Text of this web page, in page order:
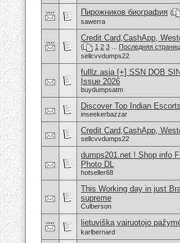
Пирожников биография (
sawerra
Credit Card,CashApp,
( 1 2 3 Последняя
sellcvvdumps22
fulllz.asia [+] SSN DOB
Issue 2026
buydumpsatm
Discover Top Indian
inseekerbazzar
Credit Card,CashApp,
sellcvvdumps22
dumps201.net ! Shop info
Photo DL
hotseller68
This Working day in just
supreme
Culberson
lietuvišką vairuotojo
karlbernard